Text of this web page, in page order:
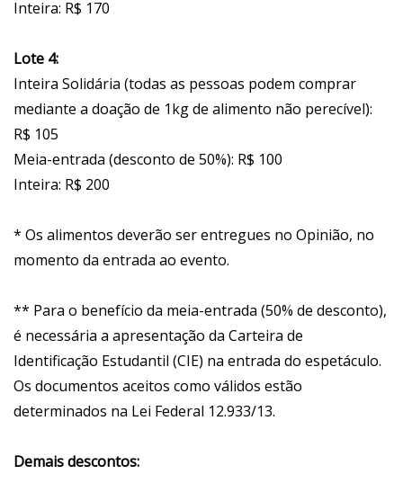
Inteira: R$ 170
Lote 4:
Inteira Solidária (todas as pessoas podem comprar
mediante a doação de 1kg de alimento não perecível):
R$ 105
Meia-entrada (desconto de 50%): R$ 100
Inteira: R$ 200
* Os alimentos deverão ser entregues no Opinião, no
momento da entrada ao evento.
** Para o benefício da meia-entrada (50% de desconto),
é necessária a apresentação da Carteira de
Identificação Estudantil (CIE) na entrada do espetáculo.
Os documentos aceitos como válidos estão
determinados na Lei Federal 12.933/13.
Demais descontos: